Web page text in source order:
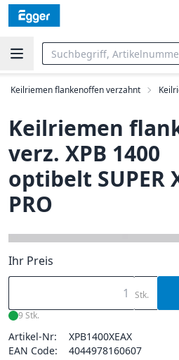
Keilriemen flankenoffen verzahnt
Keilriemen
verz. XPB 1400
optibelt SUPER
PRO
Ihr Preis
Stk.
9 Stk.
Artikel-Nr:
XPB1400XEAX
EAN Code:
4044978160607